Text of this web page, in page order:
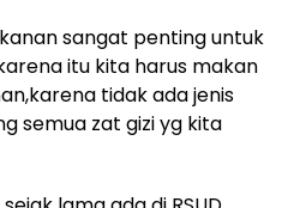
sangat penting untuk
itu kita harus makan
tidak ada jenis
semua zat gizi yg kita